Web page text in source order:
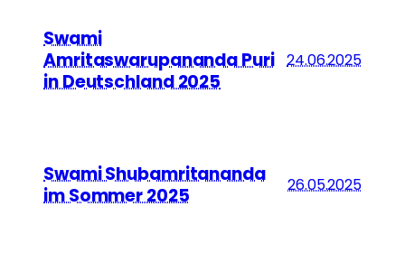
Swami
Amritaswarupananda Puri
in Deutschland 2025
24.06.2025
Swami Shubamritananda
im Sommer 2025
26.05.2025